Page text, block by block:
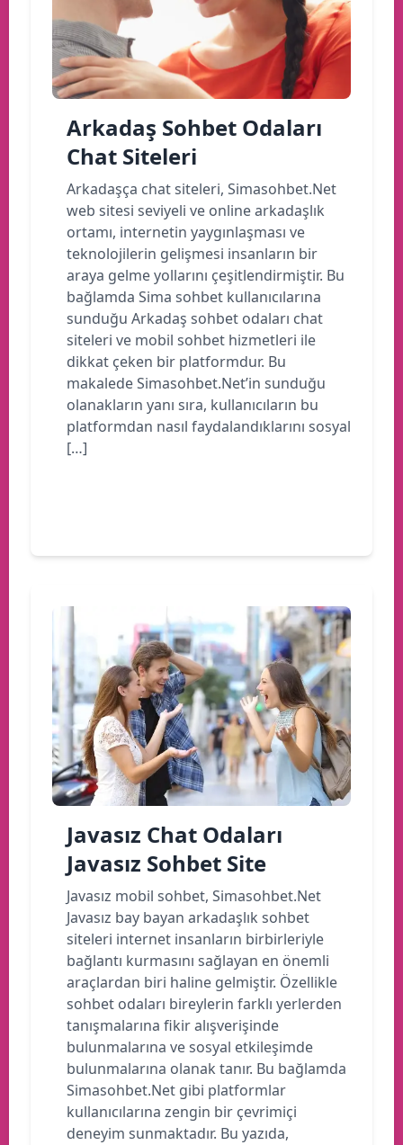
Arkadaş Sohbet Odaları
Chat Siteleri
Arkadaşça chat siteleri, Simasohbet.Net
web sitesi seviyeli ve online arkadaşlık
ortamı, internetin yaygınlaşması ve
teknolojilerin gelişmesi insanların bir
araya gelme yollarını çeşitlendirmiştir. Bu
bağlamda Sima sohbet kullanıcılarına
sunduğu Arkadaş sohbet odaları chat
siteleri ve mobil sohbet hizmetleri ile
dikkat çeken bir platformdur. Bu
makalede Simasohbet.Net’in sunduğu
olanakların yanı sıra, kullanıcıların bu
platformdan nasıl faydalandıklarını sosyal
[…]
Javasız Chat Odaları
Javasız Sohbet Site
Javasız mobil sohbet, Simasohbet.Net
Javasız bay bayan arkadaşlık sohbet
siteleri internet insanların birbirleriyle
bağlantı kurmasını sağlayan en önemli
araçlardan biri haline gelmiştir. Özellikle
sohbet odaları bireylerin farklı yerlerden
tanışmalarına fikir alışverişinde
bulunmalarına ve sosyal etkileşimde
bulunmalarına olanak tanır. Bu bağlamda
Simasohbet.Net gibi platformlar
kullanıcılarına zengin bir çevrimiçi
deneyim sunmaktadır. Bu yazıda,